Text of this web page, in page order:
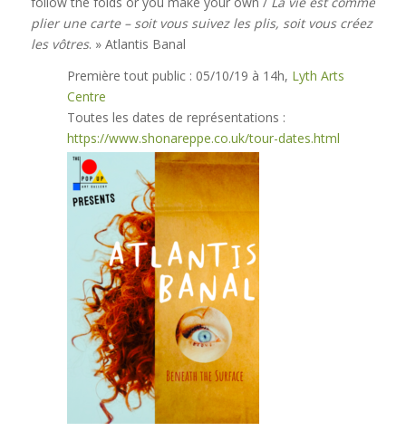
plier une carte – soit vous suivez les plis, soit vous créez
les vôtres. » Atlantis Banal
Première tout public : 05/10/19 à 14h, Lyth Arts
Centre
Toutes les dates de représentations :
https://www.shonareppe.co.uk/tour-dates.html